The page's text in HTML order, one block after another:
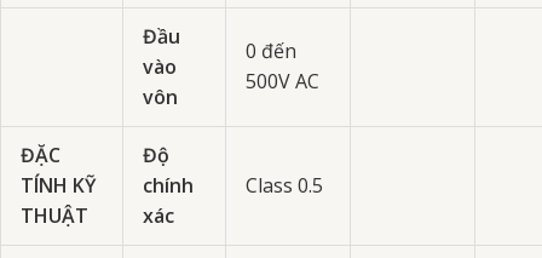
Đầu
vào
vôn
0 đến
500V AC
ĐẶC
TÍNH KỸ
THUẬT
Độ
chính
xác
Class 0.5